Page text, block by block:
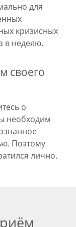
для
кризисных
в неделю.
своего
о
необходим
Поэтому
лично.